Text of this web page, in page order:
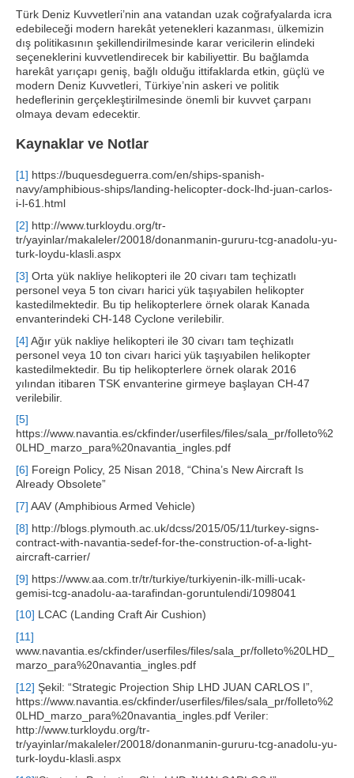
Türk Deniz Kuvvetleri’nin ana vatandan uzak coğrafyalarda icra
edebileceği modern harekât yetenekleri kazanması, ülkemizin
dış politikasının şekillendirilmesinde karar vericilerin elindeki
seçeneklerini kuvvetlendirecek bir kabiliyettir. Bu bağlamda
harekât yarıçapı geniş, bağlı olduğu ittifaklarda etkin, güçlü ve
modern Deniz Kuvvetleri, Türkiye’nin askeri ve politik
hedeflerinin gerçekleştirilmesinde önemli bir kuvvet çarpanı
olmaya devam edecektir.
Kaynaklar ve Notlar
[1] https://buquesdeguerra.com/en/ships-spanish-
navy/amphibious-ships/landing-helicopter-dock-lhd-juan-carlos-
i-l-61.html
[2] http://www.turkloydu.org/tr-
tr/yayinlar/makaleler/20018/donanmanin-gururu-tcg-anadolu-yu-
turk-loydu-klasli.aspx
[3] Orta yük nakliye helikopteri ile 20 civarı tam teçhizatlı
personel veya 5 ton civarı harici yük taşıyabilen helikopter
kastedilmektedir. Bu tip helikopterlere örnek olarak Kanada
envanterindeki CH-148 Cyclone verilebilir.
[4] Ağır yük nakliye helikopteri ile 30 civarı tam teçhizatlı
personel veya 10 ton civarı harici yük taşıyabilen helikopter
kastedilmektedir. Bu tip helikopterlere örnek olarak 2016
yılından itibaren TSK envanterine girmeye başlayan CH-47
verilebilir.
[5]
https://www.navantia.es/ckfinder/userfiles/files/sala_pr/folleto%2
0LHD_marzo_para%20navantia_ingles.pdf
[6] Foreign Policy, 25 Nisan 2018, “China’s New Aircraft Is
Already Obsolete”
[7] AAV (Amphibious Armed Vehicle)
[8] http://blogs.plymouth.ac.uk/dcss/2015/05/11/turkey-signs-
contract-with-navantia-sedef-for-the-construction-of-a-light-
aircraft-carrier/
[9] https://www.aa.com.tr/tr/turkiye/turkiyenin-ilk-milli-ucak-
gemisi-tcg-anadolu-aa-tarafindan-goruntulendi/1098041
[10] LCAC (Landing Craft Air Cushion)
[11]
www.navantia.es/ckfinder/userfiles/files/sala_pr/folleto%20LHD_
marzo_para%20navantia_ingles.pdf
[12] Şekil: “Strategic Projection Ship LHD JUAN CARLOS I”,
https://www.navantia.es/ckfinder/userfiles/files/sala_pr/folleto%2
0LHD_marzo_para%20navantia_ingles.pdf Veriler:
http://www.turkloydu.org/tr-
tr/yayinlar/makaleler/20018/donanmanin-gururu-tcg-anadolu-yu-
turk-loydu-klasli.aspx